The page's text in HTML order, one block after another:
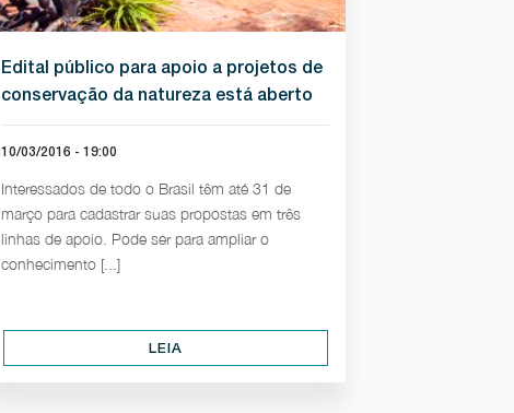
Edital público para apoio a projetos de
conservação da natureza está aberto
10/03/2016 - 19:00
Interessados de todo o Brasil têm até 31 de
março para cadastrar suas propostas em três
linhas de apoio. Pode ser para ampliar o
conhecimento [...]
LEIA